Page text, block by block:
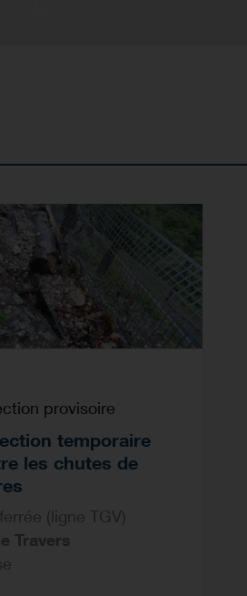
provisoire
temporaire
les chutes de
(ligne TGV)
Travers